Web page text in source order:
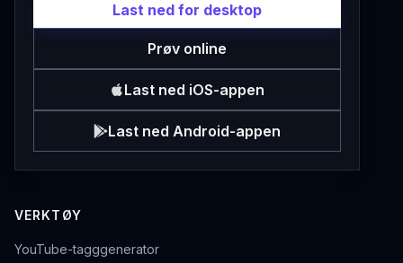
Last ned for desktop
Prøv online
Last ned iOS-appen
Last ned Android-appen
VERKTØY
YouTube-tagggenerator